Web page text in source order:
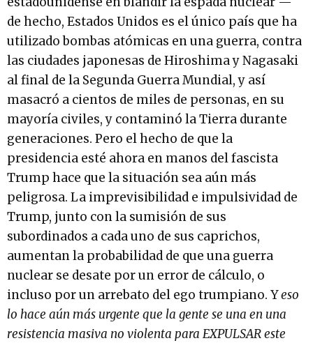
de hecho, Estados Unidos es el único país que ha
utilizado bombas atómicas en una guerra, contra
las ciudades japonesas de Hiroshima y Nagasaki
al final de la Segunda Guerra Mundial, y así
masacró a cientos de miles de personas, en su
mayoría civiles, y contaminó la Tierra durante
generaciones. Pero el hecho de que la
presidencia esté ahora en manos del fascista
Trump hace que la situación sea aún más
peligrosa. La imprevisibilidad e impulsividad de
Trump, junto con la sumisión de sus
subordinados a cada uno de sus caprichos,
aumentan la probabilidad de que una guerra
nuclear se desate por un error de cálculo, o
incluso por un arrebato del ego trumpiano. Yeso
lo hace aún más urgente que la gente se una en una
resistencia masiva no violenta para EXPULSAR este